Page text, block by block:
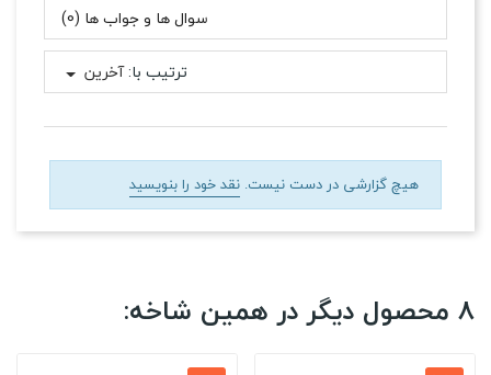
سوال ها و جواب ها (0)
ترتیب با:آخرین
هیچ گزارشی در دست نیست. نقد خود را بنویسید
8 محصول دیگر در همین شاخه: